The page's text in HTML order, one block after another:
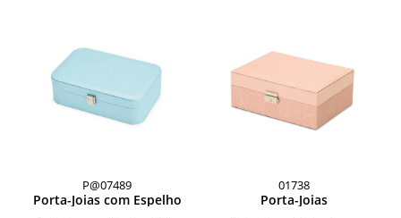
P@07489
Porta-Joias com Espelho
01738
Porta-Joias